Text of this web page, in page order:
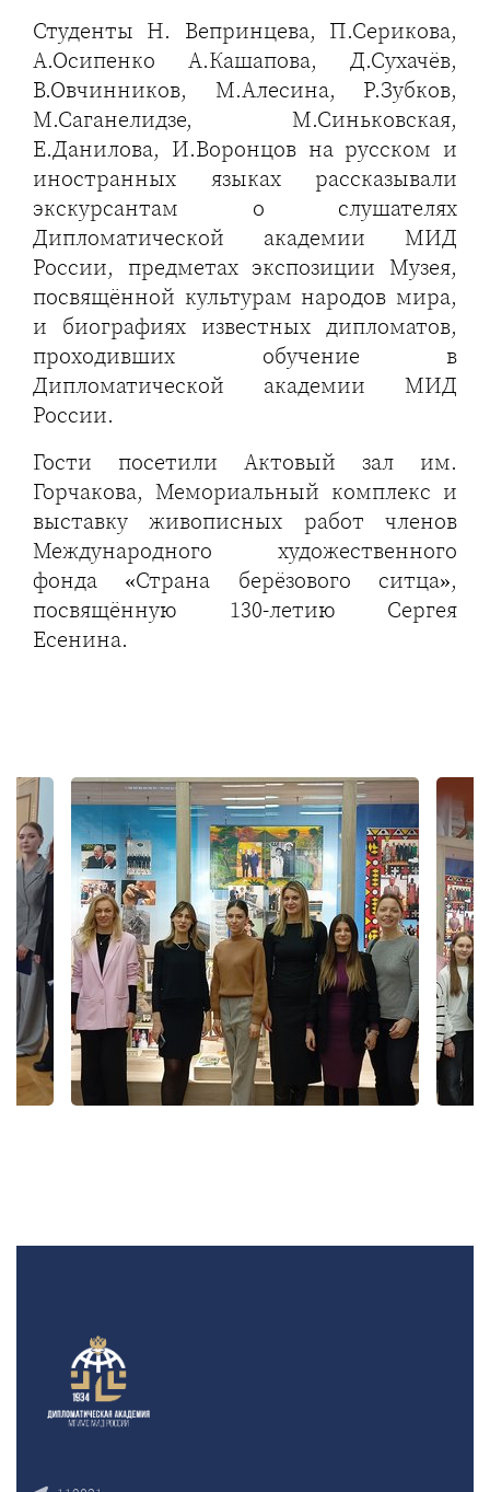
Студенты Н. Вепринцева, П.Серикова,
А.Осипенко А.Кашапова, Д.Сухачёв,
В.Овчинников, М.Алесина, Р.Зубков,
М.Саганелидзе, М.Синьковская,
Е.Данилова, И.Воронцов на русском и
иностранных языках рассказывали
экскурсантам о слушателях
Дипломатической академии МИД
России, предметах экспозиции Музея,
посвящённой культурам народов мира,
и биографиях известных дипломатов,
проходивших обучение в
Дипломатической академии МИД
России.
Гости посетили Актовый зал им.
Горчакова, Мемориальный комплекс и
выставку живописных работ членов
Международного художественного
фонда «Страна берёзового ситца»,
посвящённую 130-летию Сергея
Есенина.